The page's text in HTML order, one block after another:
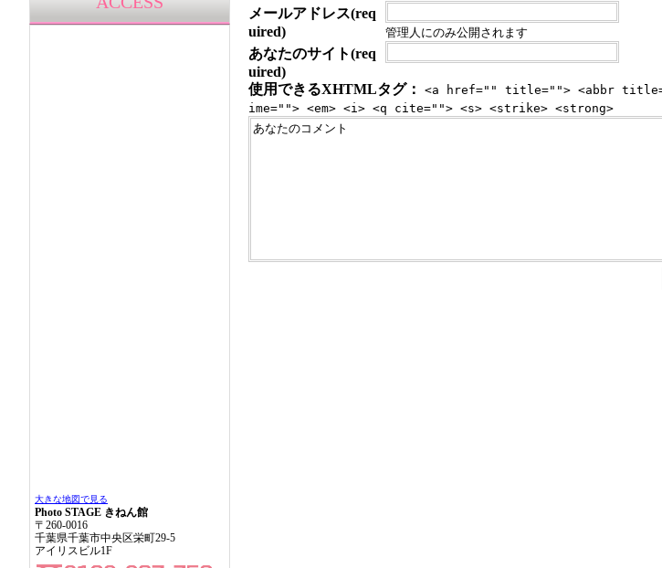
大きな地図で見る
Photo STAGE きねん館
〒260-0016
千葉県千葉市中央区栄町29-5
アイリスビル1F
メールアドレス(req
uired)
管理人にのみ公開されます
あなたのサイト(req
uired)
使用できるXHTMLタグ：
<a href="" title=""> <abbr
ime=""> <em> <i> <q cite=""> <s> <strike> <strong>